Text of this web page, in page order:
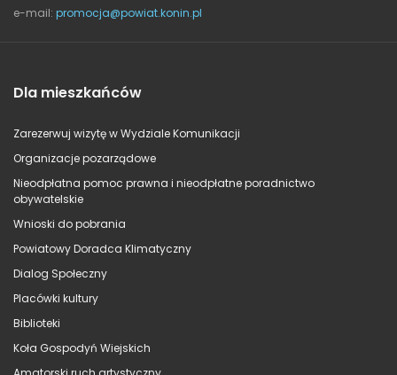
e-mail: promocja@powiat.konin.pl
Dla mieszkańców
Zarezerwuj wizytę w Wydziale Komunikacji
Organizacje pozarządowe
Nieodpłatna pomoc prawna i nieodpłatne poradnictwo
obywatelskie
Wnioski do pobrania
Powiatowy Doradca Klimatyczny
Dialog Społeczny
Placówki kultury
Biblioteki
Koła Gospodyń Wiejskich